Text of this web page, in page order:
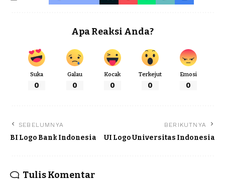
Apa Reaksi Anda?
Suka
0
Galau
0
Kocak
0
Terkejut
0
Emosi
0
SEBELUMNYA
BI Logo Bank Indonesia
BERIKUTNYA
UI Logo Universitas Indonesia
Tulis Komentar